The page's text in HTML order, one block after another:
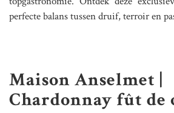
perfecte balans tussen druif, terroir en
Maison Anselmet |
Chardonnay fût de